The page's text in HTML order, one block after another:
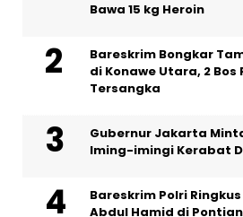
Bawa 15 kg Heroin
Bareskrim Bongkar
di Konawe Utara, 2
Tersangka
Gubernur Jakarta
Iming-imingi Kerabat
Bareskrim Polri
Abdul Hamid di